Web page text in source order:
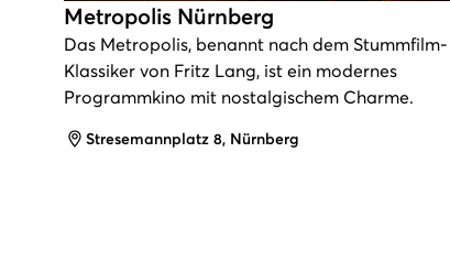
Metropolis Nürnberg
Das Metropolis, benannt nach dem Stummfilm-
Klassiker von Fritz Lang, ist ein modernes
Programmkino mit nostalgischem Charme.
Adresse
Stresemannplatz 8, Nürnberg